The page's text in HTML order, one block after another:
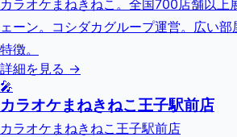
カラオケまねきねこ。全国700店舗以上
ェーン。コシダカグループ運営。広い
特徴。
詳細を見る →
🎤
カラオケまねきねこ王子駅前店
カラオケまねきねこ王子駅前店